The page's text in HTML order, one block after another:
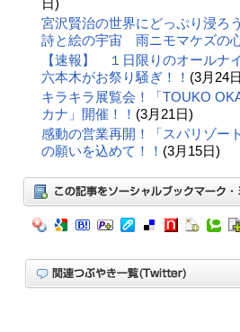
日)
宮沢賢治の世界にどっぷり浸ろ
詩と絵の宇宙 雨ニモマケズの心
【速報】 １日限りのオールナ
六本木がお祭り騒ぎ！！ (3月24
キラキラ展覧会！「TOUKO
カナ」開催！！ (3月21日)
感動の営業再開！「スパリゾ
の願いを込めて！！ (3月15日)